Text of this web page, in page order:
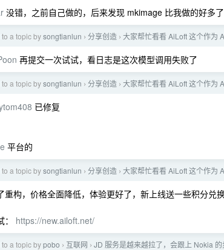
没错，之前自己做的，后来发现 mkimage 比我做的好多
a topic bysongtianlun › 分享创造 › 大家帮忙看看 AiLoft 这个作为
再提交一次试试，看日志是这次模型调用失败了
a topic bysongtianlun › 分享创造 › 大家帮忙看看 AiLoft 这个作为
已修复
平台的
a topic bysongtianlun › 分享创造 › 大家帮忙看看 AiLoft 这个作为
重构，价格全面降低，体验更好了，新上线送一些积分兑
https://new.ailoft.net/
a topic bypobo › 互联网 › JD 服务是越来越拉了，会跟上 Nokia 的